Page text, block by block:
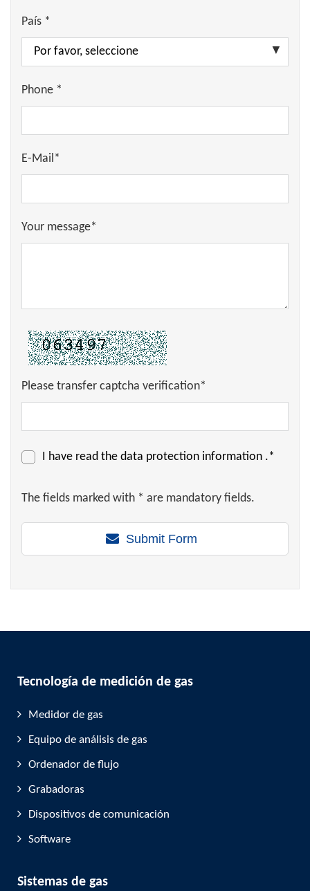
País *
Phone *
E-Mail*
Your message*
Please transfer captcha verification*
I have read the data protection information .*
The fields marked with * are mandatory fields.
Submit Form
Tecnología de medición de gas
Medidor de gas
Equipo de análisis de gas
Ordenador de flujo
Grabadoras
Dispositivos de comunicación
Software
Sistemas de gas